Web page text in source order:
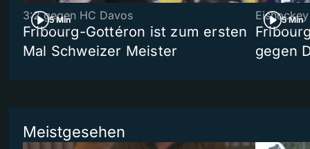
5 Min
3:2 gegen HC Davos
Fribourg-Gottéron ist zum ersten
Mal Schweizer Meister
5 Min
Eishockey
gegen
Meistgesehen